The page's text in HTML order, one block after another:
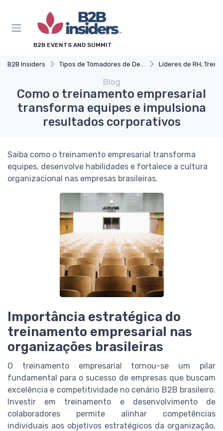
B2B EVENTS AND SUMMIT
B2B Insiders Tipos de Tomadores de Decisão Líderes de RH, Treinamento e
Blog
Como o treinamento empresarial
transforma equipes e impulsiona
resultados corporativos
Saiba como o treinamento empresarial transforma
equipes, desenvolve habilidades e fortalece a cultura
organizacional nas empresas brasileiras.
Importância estratégica do
treinamento empresarial nas
organizações brasileiras
O treinamento empresarial tornou-se um pilar
fundamental para o sucesso de empresas que buscam
excelência e competitividade no cenário B2B brasileiro.
Investir em treinamento e desenvolvimento de
colaboradores permite alinhar competências
individuais aos objetivos estratégicos da organização,